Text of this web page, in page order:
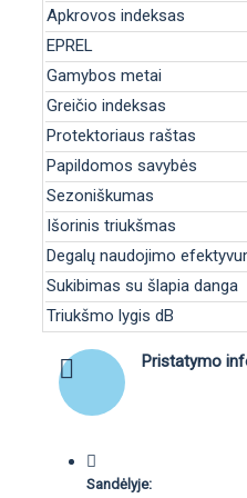
Apkrovos indeksas
EPREL
Gamybos metai
Greičio indeksas
Protektoriaus raštas
Papildomos savybės
Sezoniškumas
Išorinis triukšmas
Degalų naudojimo
Sukibimas su šlapia danga
Triukšmo lygis dB
Pristatymo
Sandėlyje: